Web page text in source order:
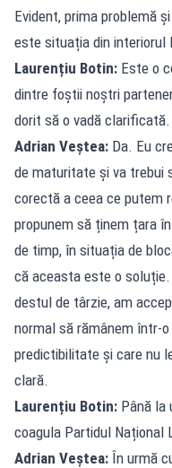
Evident, prima problemă
este situația din interiorul
Laurențiu Botin: Este o
dintre foștii noștri
dorit să o vadă clarificată.
Adrian Veștea: Da. Eu
de maturitate și va trebui
corectă a ceea ce putem
propunem să ținem țara
de timp, în situația de
că aceasta este o
destul de târzie, am
normal să rămânem într-
predictibilitate și care nu
clară.
Laurențiu Botin: Până la
coagula Partidul Național
Adrian Veștea: În urmă